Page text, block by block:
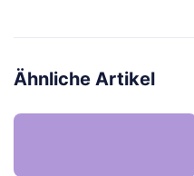
Ähnliche Artikel